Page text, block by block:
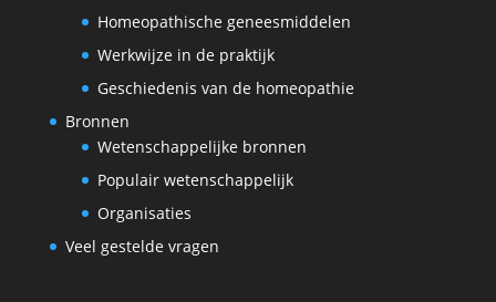
Homeopathische geneesmiddelen
Werkwijze in de praktijk
Geschiedenis van de homeopathie
Bronnen
Wetenschappelijke bronnen
Populair wetenschappelijk
Organisaties
Veel gestelde vragen